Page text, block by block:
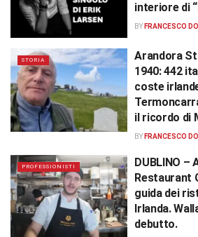
interiore di
BY FRANCESCO
STORIA
Arandora
1940: 442
coste
il ricordo di
BY FRANCESCO
PROFESSIONISTI
DUBLINO –
Restaurant
guida dei
Irlanda.
debutto.